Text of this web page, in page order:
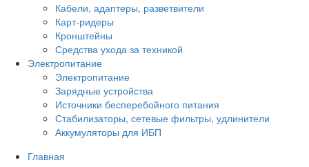
Кабели, адаптеры, разветвители
Карт-ридеры
Кронштейны
Средства ухода за техникой
Электропитание
Электропитание
Зарядные устройства
Источники бесперебойного питания
Стабилизаторы, сетевые фильтры, удлинители
Аккумуляторы для ИБП
Главная